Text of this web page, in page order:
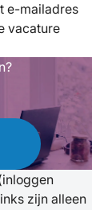
e-mailadres
vacature
zijn alleen